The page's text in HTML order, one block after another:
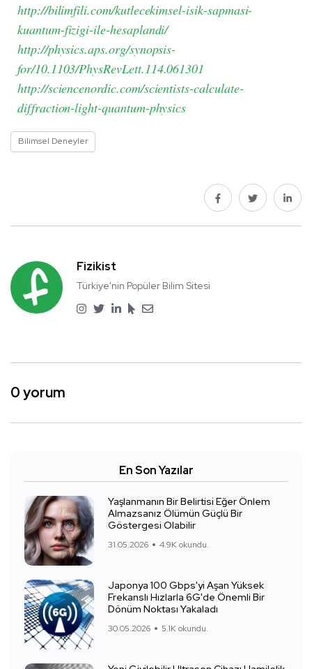
http://bilimfili.com/kutlecekimsel-isik-sapmasi-
kuantum-fizigi-ile-hesaplandi/
http://physics.aps.org/synopsis-
for/10.1103/PhysRevLett.114.061301
http://sciencenordic.com/scientists-calculate-
diffraction-light-quantum-physics
Bilimsel Deneyler
Fizikist
Türkiye'nin Popüler Bilim Sitesi
0 yorum
En Son Yazılar
Yaşlanmanın Bir Belirtisi Eğer Önlem
Almazsanız Ölümün Güçlü Bir
Göstergesi Olabilir
31.05.2026 4.9K okundu.
Japonya 100 Gbps'yi Aşan Yüksek
Frekanslı Hızlarla 6G'de Önemli Bir
Dönüm Noktası Yakaladı
30.05.2026 5.1K okundu.